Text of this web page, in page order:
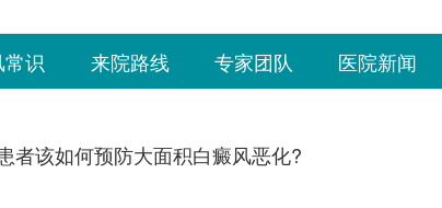
识 来院路线 专家团队 医院新闻
者该如何预防大面积白癜风恶化?